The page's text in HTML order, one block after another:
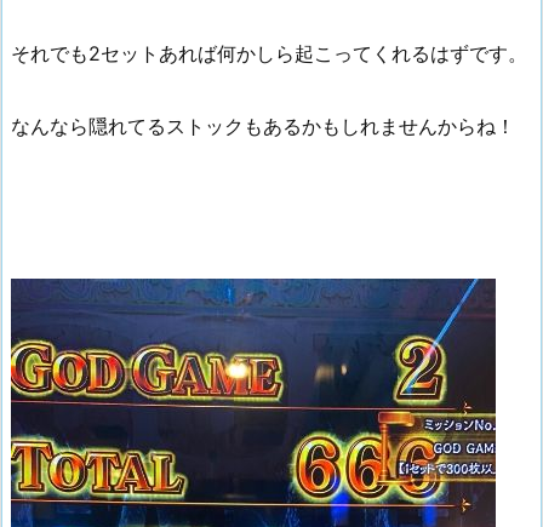
それでも2セットあれば何かしら起こってくれるはずです。
なんなら隠れてるストックもあるかもしれませんからね！